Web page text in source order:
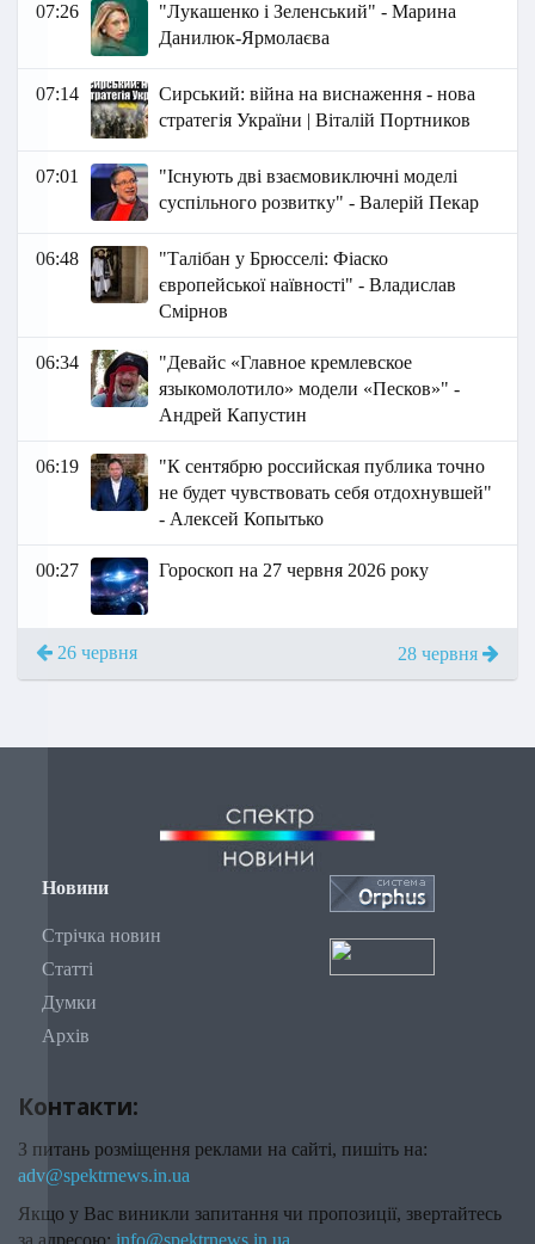
07:26
"Лукашенко і Зеленський" - Марина
Данилюк-Ярмолаєва
07:14
Сирський: війна на виснаження - нова
стратегія України | Віталій Портников
07:01
"Існують дві взаємовиключні моделі
суспільного розвитку" - Валерій Пекар
06:48
"Талібан у Брюсселі: Фіаско
європейської наївності" - Владислав
Смірнов
06:34
"Девайс «Главное кремлевское
языкомолотило» модели «Песков»" -
Андрей Капустин
06:19
"К сентябрю российская публика точно
не будет чувствовать себя отдохнувшей"
- Алексей Копытько
00:27 Гороскоп на 27 червня 2026 року
26 червня 28 червня
Новини
Стрічка новин
Статті
Думки
Архів
Контакти:
З питань розміщення реклами на сайті, пишіть на:
adv@spektrnews.in.ua
Якщо у Вас виникли запитання чи пропозиції, звертайтесь